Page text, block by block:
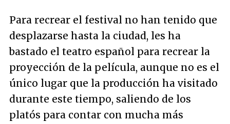
Para recrear el festival no han tenido que
desplazarse hasta la ciudad, les ha
bastado el teatro español para recrear la
proyección de la película, aunque no es el
único lugar que la producción ha visitado
durante este tiempo, saliendo de los
platós para contar con mucha más